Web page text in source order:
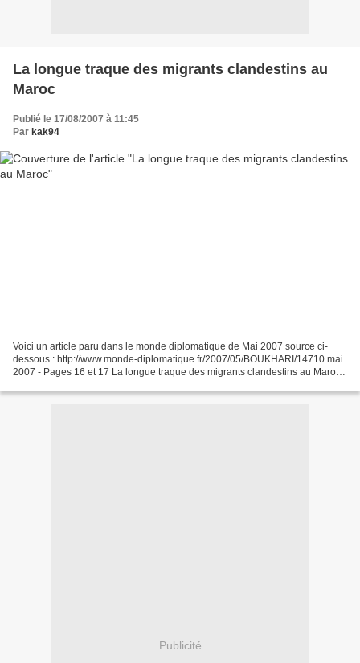
La longue traque des migrants clandestins au
Maroc
Publié le 17/08/2007 à 11:45
Par kak94
Voici un article paru dans le monde diplomatique de Mai 2007 source ci-
dessous : http://www.monde-diplomatique.fr/2007/05/BOUKHARI/14710 mai
2007 - Pages 16 et 17 La longue traque des migrants clandestins au Maroc
Publicité